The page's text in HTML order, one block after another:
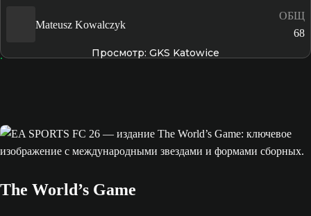
Mateusz Kowalczyk
ОБЩ
68
Просмотр: GKS Katowice
The World’s Game